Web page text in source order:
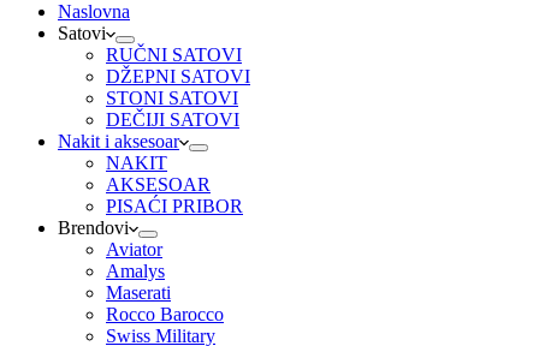
Naslovna
Satovi
RUČNI SATOVI
DŽEPNI SATOVI
STONI SATOVI
DEČIJI SATOVI
Nakit i aksesoar
NAKIT
AKSESOAR
PISAĆI PRIBOR
Brendovi
Aviator
Amalys
Maserati
Rocco Barocco
Swiss Military